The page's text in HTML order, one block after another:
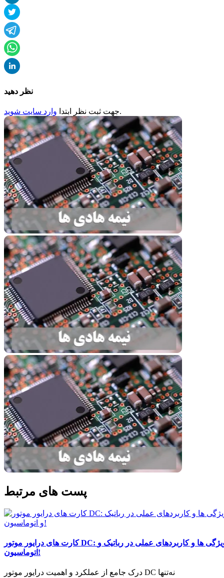
نظر دهید
جهت ثبت نظر ابتدا وارد سایت شوید .
پست های مرتبط
کارت های درایور موتور DC: ویژگی ها و کاربردهای عملی در رباتیک و
اتوماسیون!
درک جامع از عملکرد و اهمیت درایور موتور DC نه‌تنها